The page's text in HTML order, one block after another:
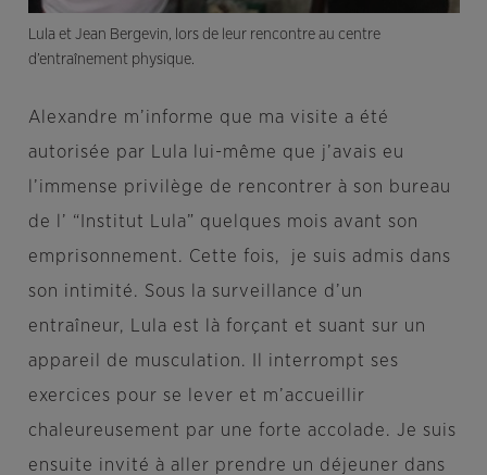
Lula et Jean Bergevin, lors de leur rencontre au centre
d’entraînement physique.
Alexandre m’informe que ma visite a été
autorisée par Lula lui-même que j’avais eu
l’immense privilège de rencontrer à son bureau
de l’ “Institut Lula” quelques mois avant son
emprisonnement. Cette fois, je suis admis dans
son intimité. Sous la surveillance d’un
entraîneur, Lula est là forçant et suant sur un
appareil de musculation. Il interrompt ses
exercices pour se lever et m’accueillir
chaleureusement par une forte accolade. Je suis
ensuite invité à aller prendre un déjeuner dans